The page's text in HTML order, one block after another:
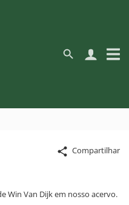
Compartilhar
Win Van Dijk em nosso acervo.